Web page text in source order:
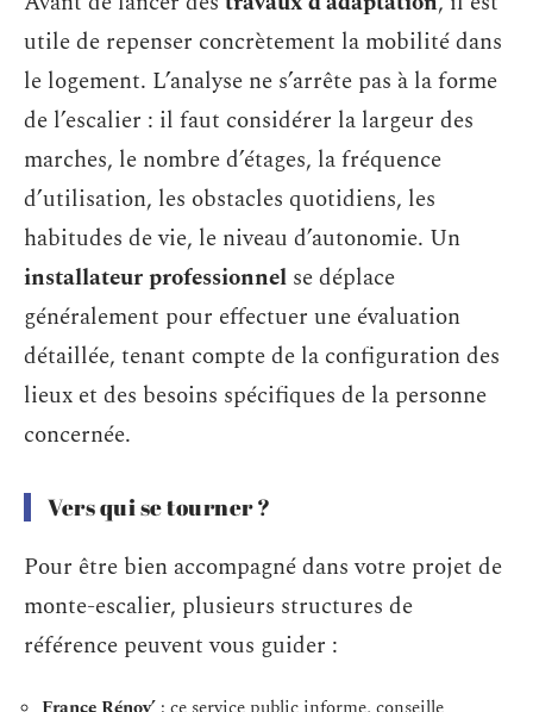
utile de repenser concrètement la mobilité dans
le logement. L’analyse ne s’arrête pas à la forme
de l’escalier : il faut considérer la largeur des
marches, le nombre d’étages, la fréquence
d’utilisation, les obstacles quotidiens, les
habitudes de vie, le niveau d’autonomie. Un
installateur professionnel se déplace
généralement pour effectuer une évaluation
détaillée, tenant compte de la configuration des
lieux et des besoins spécifiques de la personne
concernée.
Vers qui se tourner ?
Pour être bien accompagné dans votre projet de
monte-escalier, plusieurs structures de
référence peuvent vous guider :